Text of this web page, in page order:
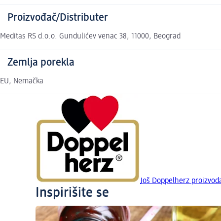
Proizvođač/Distributer
Meditas RS d.o.o. Gundulićev venac 38, 11000, Beograd
Zemlja porekla
EU, Nemačka
Još Doppelherz
Inspirišite se